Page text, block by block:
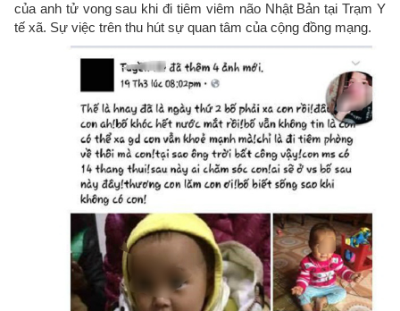
của anh tử vong sau khi đi tiêm viêm não Nhật Bản tại Trạm Y
tế xã. Sự việc trên thu hút sự quan tâm của cộng đồng mạng.